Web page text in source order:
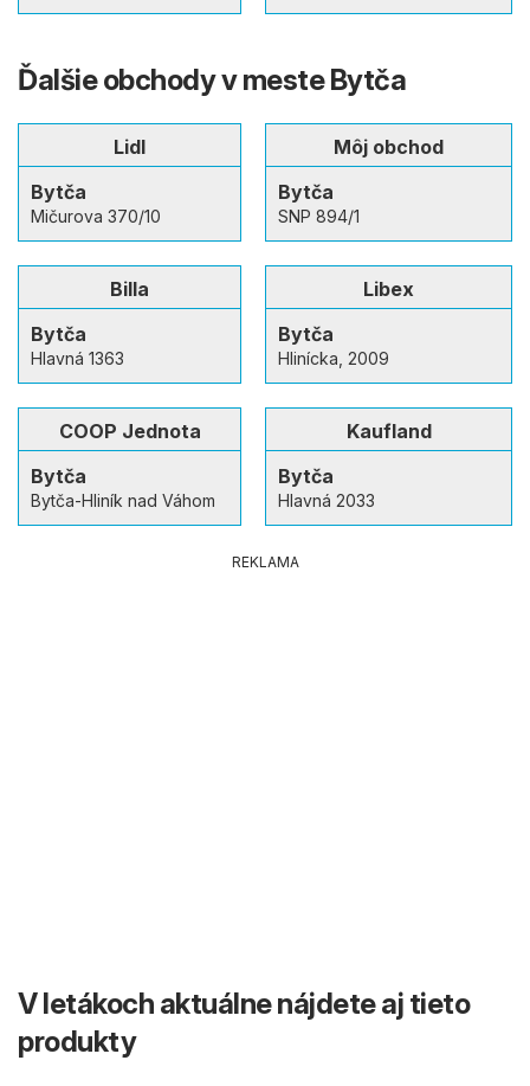
Ďalšie obchody v meste Bytča
Lidl
Bytča
Mičurova 370/10
Môj obchod
Bytča
SNP 894/1
Billa
Bytča
Hlavná 1363
Libex
Bytča
Hlinícka, 2009
COOP Jednota
Bytča
Bytča-Hliník nad Váhom
Kaufland
Bytča
Hlavná 2033
REKLAMA
V letákoch aktuálne nájdete aj tieto
produkty